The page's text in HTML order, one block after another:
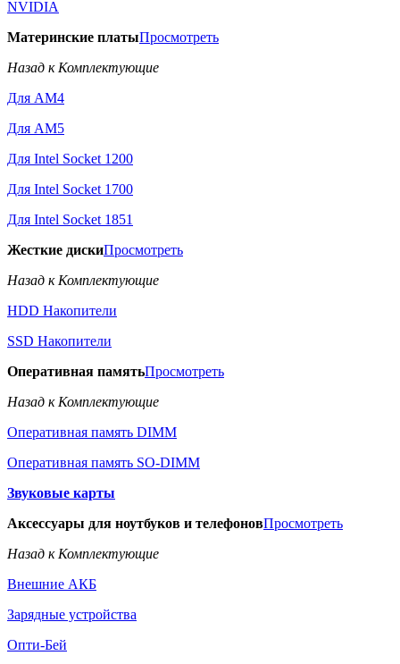
NVIDIA
Материнские платыПросмотреть
Назад к Комплектующие
Для AM4
Для AM5
Для Intel Socket 1200
Для Intel Socket 1700
Для Intel Socket 1851
Жесткие дискиПросмотреть
Назад к Комплектующие
HDD Накопители
SSD Накопители
Оперативная памятьПросмотреть
Назад к Комплектующие
Оперативная память DIMM
Оперативная память SO-DIMM
Звуковые карты
Аксессуары для ноутбуков и телефоновПросмотреть
Назад к Комплектующие
Внешние АКБ
Зарядные устройства
Опти-Бей